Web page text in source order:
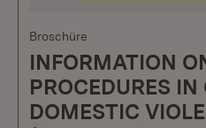
Broschüre
INFORMATION
PROCEDURES IN
DOMESTIC